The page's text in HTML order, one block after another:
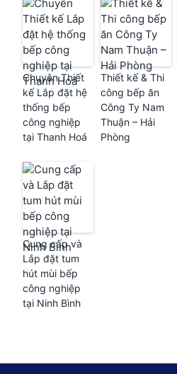
Chuyên Thiết
kế Lắp đặt hệ
thống bếp
công nghiệp
tại Thanh Hoá
Thiết kế & Thi
công bếp ăn
Công Ty Nam
Thuận – Hải
Phòng
Cung cấp và
Lắp đặt tum
hút mùi bếp
công nghiệp
tại Ninh Bình